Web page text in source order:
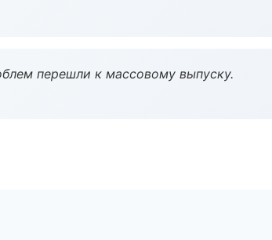
перешли к массовому выпуску.